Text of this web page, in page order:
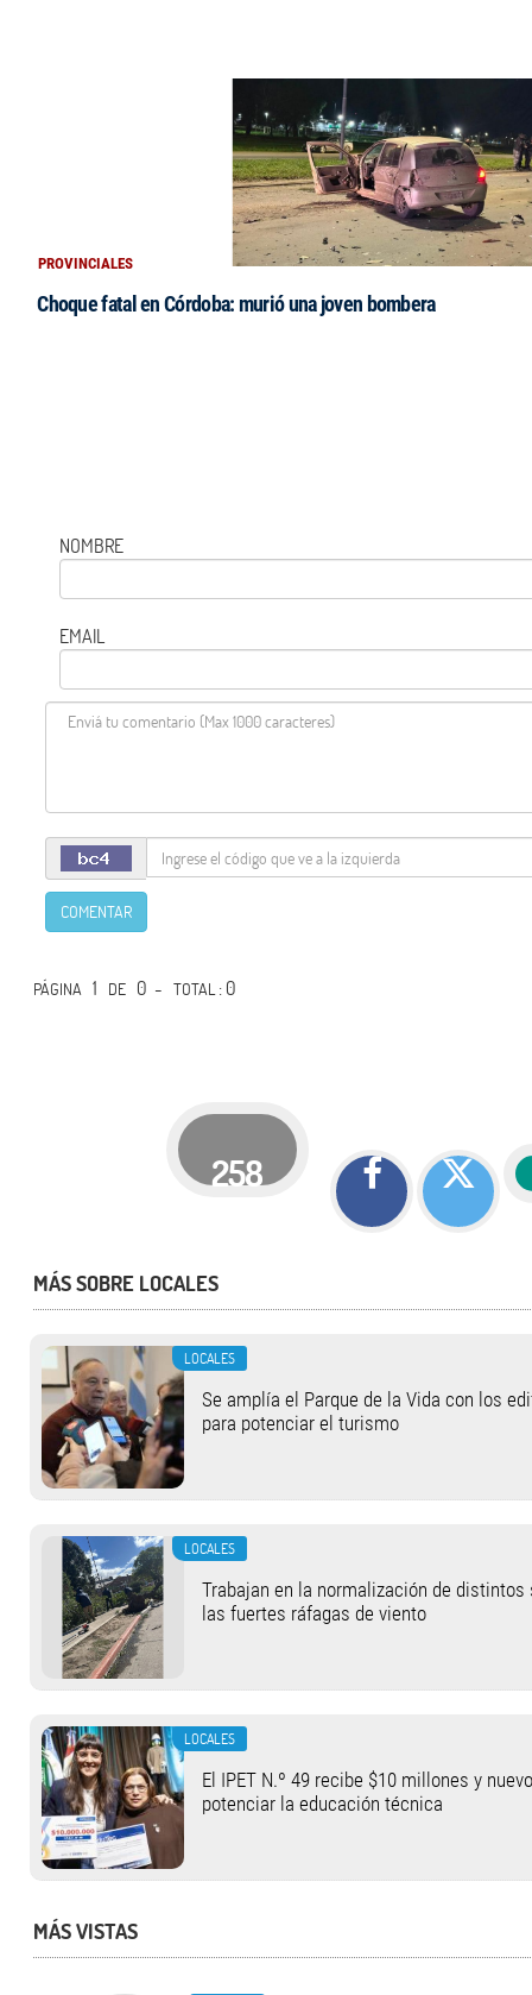
PROVINCIALES
Choque fatal en Córdoba: murió una joven bombera
NOMBRE
EMAIL
COMENTAR
PÁGINA 1 DE 0 -TOTAL: 0
258
MÁS SOBRE LOCALES
LOCALES
Se amplía el Parque de la Vida con los
para potenciar el turismo
LOCALES
Trabajan en la normalización de
las fuertes ráfagas de viento
LOCALES
El IPET N.º 49 recibe $10 millones y
potenciar la educación técnica
MÁS VISTAS